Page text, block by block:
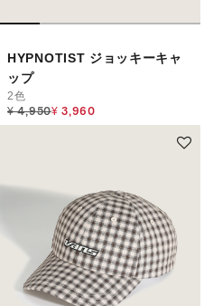
HYPNOTIST ジョッキーキャ
ップ
2色
Price reduced from
¥ 4,950to
¥ 3,960